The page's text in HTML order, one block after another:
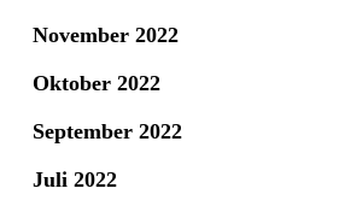
November 2022
Oktober 2022
September 2022
Juli 2022